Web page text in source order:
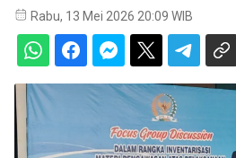
Rabu, 13 Mei 2026 20:09 WIB